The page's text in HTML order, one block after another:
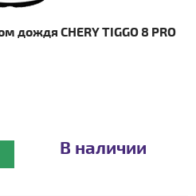
дождя CHERY TIGGO 8 PRO
В наличии